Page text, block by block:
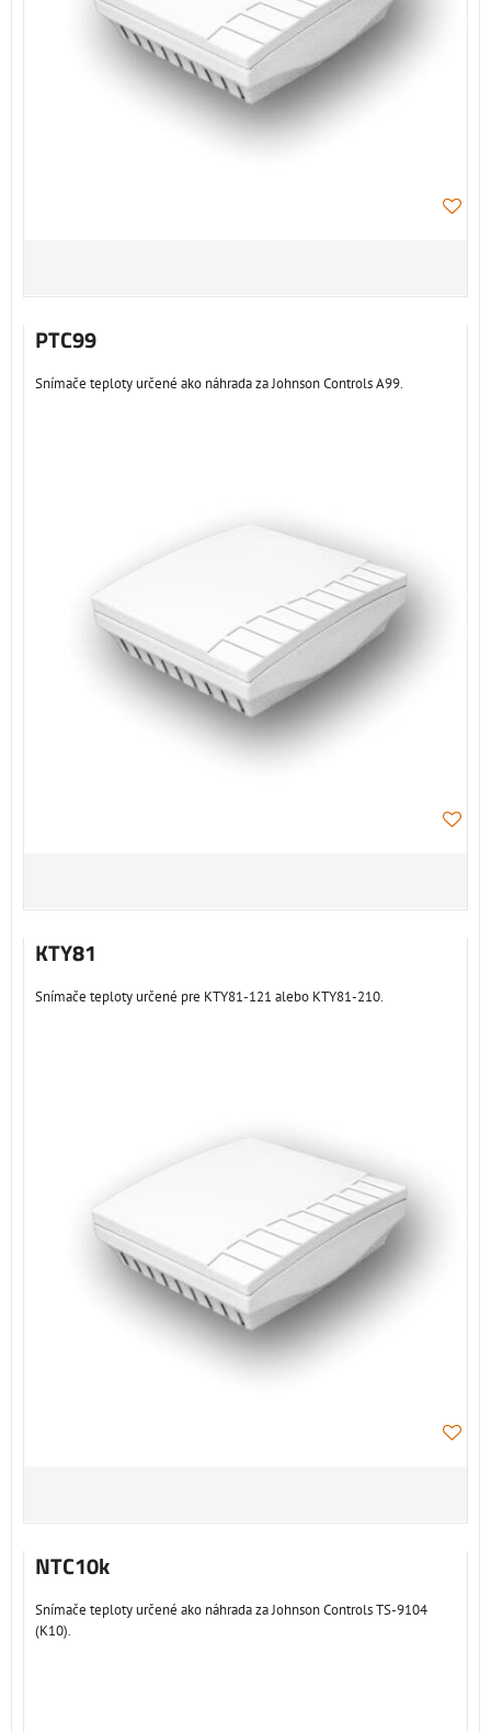
PTC99
Snímače teploty určené ako náhrada za Johnson Controls A99.
KTY81
Snímače teploty určené pre KTY81-121 alebo KTY81-210.
NTC10k
Snímače teploty určené ako náhrada za Johnson Controls TS-9104
(K10).